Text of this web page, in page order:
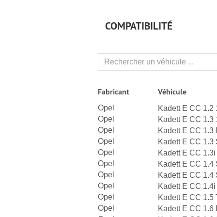
COMPATIBILITÉ
Fabricant Véhicule
Opel
Kadett E CC 1.2
Opel
Kadett E CC 1.3
Opel
Kadett E CC 1.3
Opel
Kadett E CC 1.3
Opel
Kadett E CC
Opel
Kadett E CC 1.4
Opel
Kadett E CC 1.4
Opel
Kadett E CC
Opel
Kadett E CC 1.5
Opel
Kadett E CC 1.6